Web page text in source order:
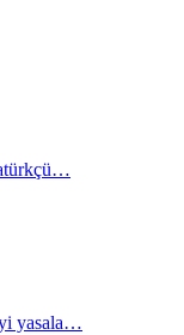
yasala…